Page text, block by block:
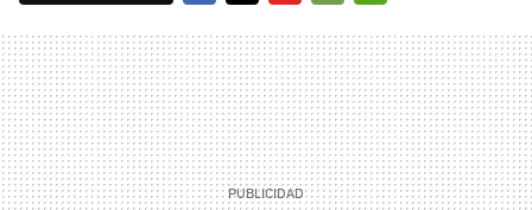
MAIL